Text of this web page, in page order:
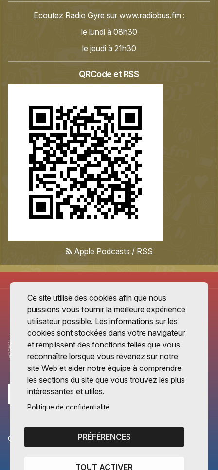
Ecoutez Radio Gyre sur www.radiobus.fm :
le lundi à 08h30
le jeudi à 21h30
QRCode et RSS
Apple Podcasts / RSS
CANTONS PARTENAIRES
Vaud
Ce site utilise des cookies afin que nous
puissions vous fournir la meilleure expérience
utilisateur possible. Les informations sur les
cookies sont stockées dans votre navigateur
et remplissent des fonctions telles que vous
reconnaître lorsque vous revenez sur notre
site Web et aider notre équipe à comprendre
les sections du site que vous trouvez les plus
intéressantes et utiles.
Politique de confidentialité
PRÉFÉRENCES
TOUT ACTIVER